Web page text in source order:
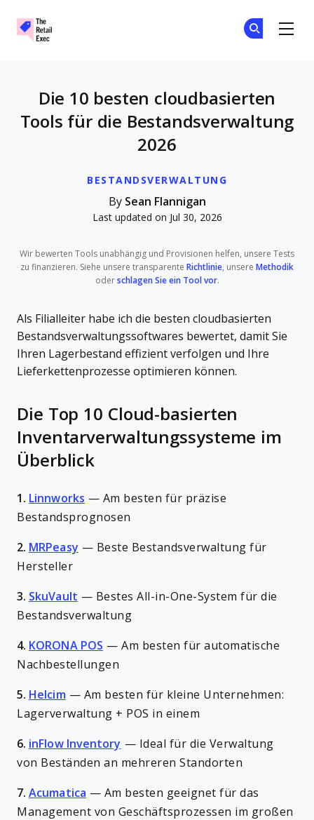
BESTANDSVERWALTUNG
Die 10 besten cloudbasierten
Tools für die Bestandsverwaltung
2026
By Sean Flannigan
Last updated on Jul 30, 2026
Wir bewerten Tools unabhängig und Provisionen helfen, unsere Tests
zu finanzieren. Siehe unsere transparente Richtlinie, unsere Methodik
oder schlagen Sie ein Tool vor.
Als Filialleiter habe ich die besten cloudbasierten
Bestandsverwaltungssoftwares bewertet, damit Sie
Ihren Lagerbestand effizient verfolgen und Ihre
Lieferkettenprozesse optimieren können.
Die Top 10 Cloud-basierten
Inventarverwaltungssysteme im
Überblick
1. Linnworks — Am besten für präzise
Bestandsprognosen
2. MRPeasy — Beste Bestandsverwaltung für
Hersteller
3. SkuVault — Bestes All-in-One-System für die
Bestandsverwaltung
4. KORONA POS — Am besten für automatische
Nachbestellungen
5. Helcim — Am besten für kleine Unternehmen:
Lagerverwaltung + POS in einem
6. inFlow Inventory — Ideal für die Verwaltung
von Beständen an mehreren Standorten
7. Acumatica — Am besten geeignet für das
Management von Geschäftsprozessen im großen